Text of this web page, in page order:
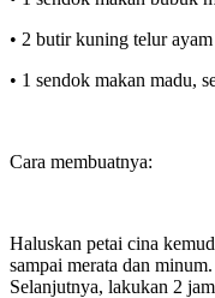
• 2 butir kuning telur
• 1 sendok makan madu,
Cara membuatnya:
Haluskan petai cina
sampai merata dan
Selanjutnya, lakukan 2